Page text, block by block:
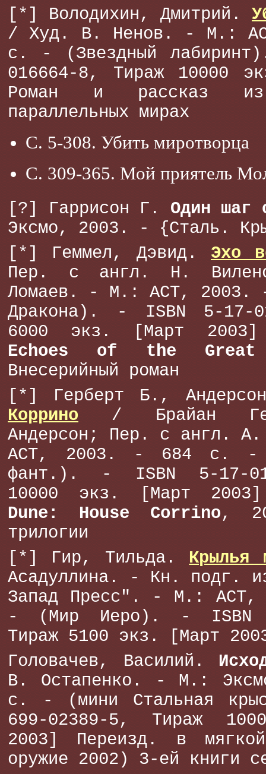
[*] Володихин, Дмитрий.
/ Худ. В. Ненов. - М.:
с. - (Звездный
016664-8, Тираж 10000
Роман и рассказ
параллельных мирах
С. 5-308. Убить миротворца
С. 309-365. Мой приятель
[?] Гаррисон Г. Один шаг
Эксмо, 2003. - {Сталь.
[*] Геммел, Дэвид. Эхо
Пер. с англ. Н.
Ломаев. - М.: АСТ, 2003.
Дракона). - ISBN 5-17-
6000 экз. [Март
Echoes of the Great
Внесерийный роман
[*] Герберт Б.,
Коррино / Брайан
Андерсон; Пер. с англ.
АСТ, 2003. - 684 с. -
фант.). - ISBN 5-17-
10000 экз. [Март
Dune: House Corrino,
трилогии
[*] Гир, Тильда. Крылья
Асадуллина. - Кн. подг.
Запад Пресс". - М.:
- (Мир Иеро). - ISBN
Тираж 5100 экз. [Март
Головачев, Василий.
В. Остапенко. - М.:
с. - (мини Стальная
699-02389-5, Тираж
2003] Переизд. в
оружие 2002) 3-ей книги